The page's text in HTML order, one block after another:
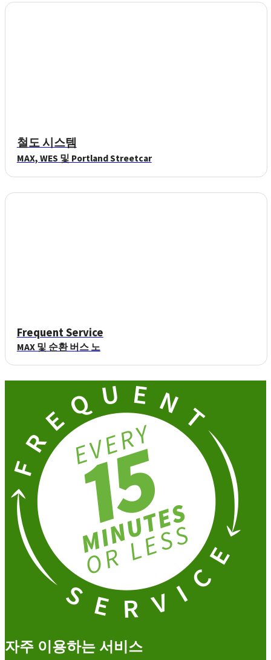
철도 시스템
MAX, WES 및 Portland Streetcar
Frequent Service
MAX 및 순환 버스 노
자주 이용하는 서비스